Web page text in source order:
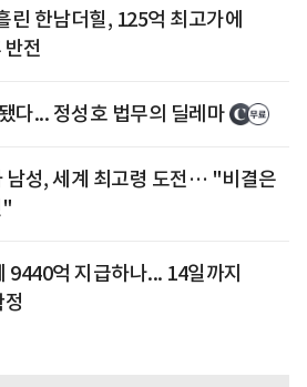
린 한남더힐, 125억 최고가에
전
다... 정성호 법무의 딜레마
남성, 세계 최고령 도전… "비결은
"
9440억 지급하나... 14일까지